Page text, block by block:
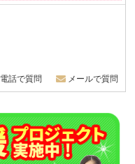
電話で質問 メールで質問